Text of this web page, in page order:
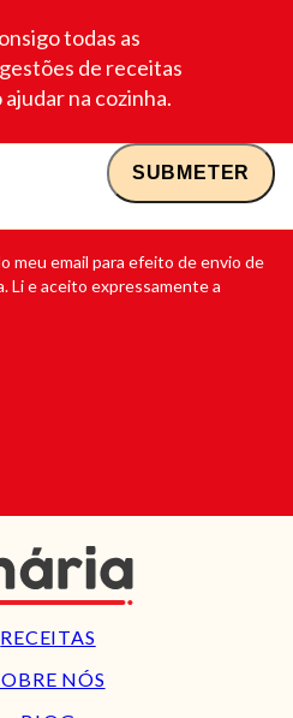
todas as
de receitas
na cozinha.
meu email para efeito de envio de
Li e aceito expressamente a
RECEITAS
NÓS